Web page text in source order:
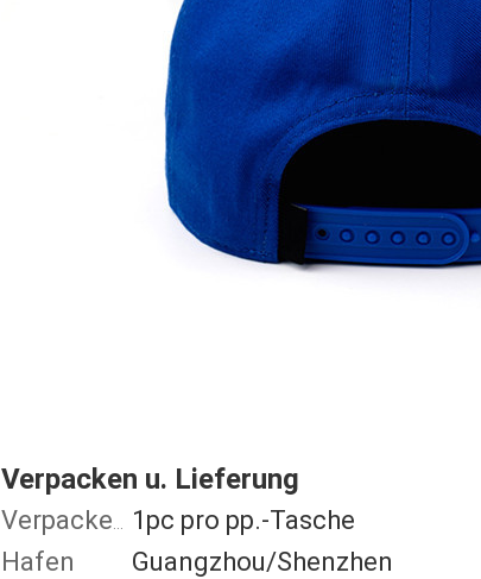
Verpacken u. Lieferung
Verpackendetails
1pc pro pp.-Tasche
Hafen
Guangzhou/Shenzhen